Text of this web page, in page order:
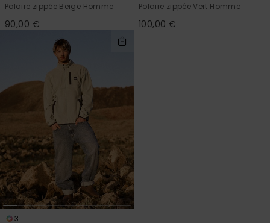
Polaire zippée Beige Homme
90,00 €
Polaire zippée Vert Homme
100,00 €
3